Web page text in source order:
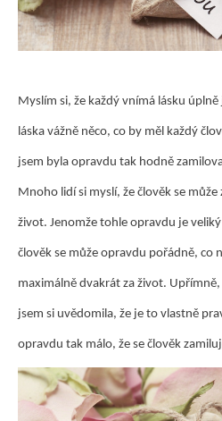
Myslím si, že každý vnímá lásku
láska vážně něco, co by měl každý
jsem byla opravdu tak hodně
Mnoho lidí si myslí, že člověk se
život. Jenomže tohle opravdu je
člověk se může opravdu pořádně, co
maximálně dvakrát za život.
jsem si uvědomila, že je to vlastně
opravdu tak málo, že se člověk